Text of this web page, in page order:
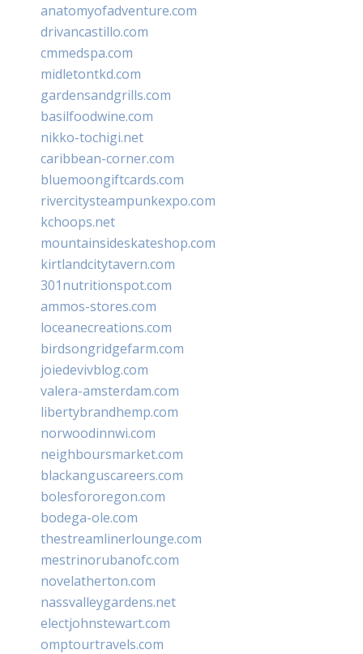
anatomyofadventure.com
drivancastillo.com
cmmedspa.com
midletontkd.com
gardensandgrills.com
basilfoodwine.com
nikko-tochigi.net
caribbean-corner.com
bluemoongiftcards.com
rivercitysteampunkexpo.com
kchoops.net
mountainsideskateshop.com
kirtlandcitytavern.com
301nutritionspot.com
ammos-stores.com
loceanecreations.com
birdsongridgefarm.com
joiedevivblog.com
valera-amsterdam.com
libertybrandhemp.com
norwoodinnwi.com
neighboursmarket.com
blackanguscareers.com
bolesfororegon.com
bodega-ole.com
thestreamlinerlounge.com
mestrinorubanofc.com
novelatherton.com
nassvalleygardens.net
electjohnstewart.com
omptourtravels.com